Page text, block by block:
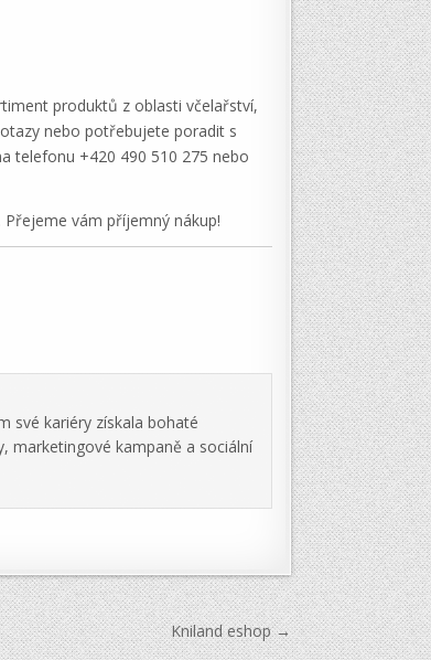
produktů z oblasti včelařství,
nebo potřebujete poradit s
telefonu +420 490 510 275 nebo
vám příjemný nákup!
své kariéry získala bohaté
marketingové kampaně a sociální
Kniland eshop →